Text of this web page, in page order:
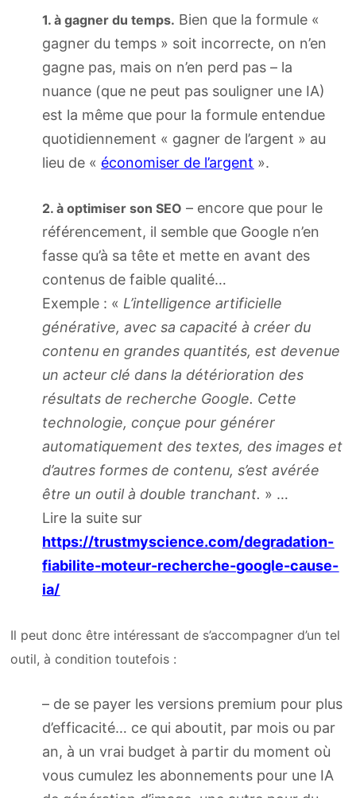
1. à gagner du temps. Bien que la formule «
gagner du temps » soit incorrecte, on n’en
gagne pas, mais on n’en perd pas – la
nuance (que ne peut pas souligner une IA)
est la même que pour la formule entendue
quotidiennement « gagner de l’argent » au
lieu de « économiser de l’argent ».
2. à optimiser son SEO – encore que pour le
référencement, il semble que Google n’en
fasse qu’à sa tête et mette en avant des
contenus de faible qualité…
Exemple : « L’intelligence artificielle
générative, avec sa capacité à créer du
contenu en grandes quantités, est devenue
un acteur clé dans la détérioration des
résultats de recherche Google. Cette
technologie, conçue pour générer
automatiquement des textes, des images et
d’autres formes de contenu, s’est avérée
être un outil à double tranchant. » …
Lire la suite sur
https://trustmyscience.com/degradation-
fiabilite-moteur-recherche-google-cause-
ia/
Il peut donc être intéressant de s’accompagner d’un tel
outil, à condition toutefois :
– de se payer les versions premium pour plus
d’efficacité… ce qui aboutit, par mois ou par
an, à un vrai budget à partir du moment où
vous cumulez les abonnements pour une IA